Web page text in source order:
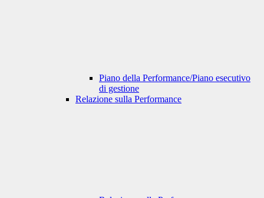
Piano della Performance/Piano esecutivo
di gestione
Relazione sulla Performance